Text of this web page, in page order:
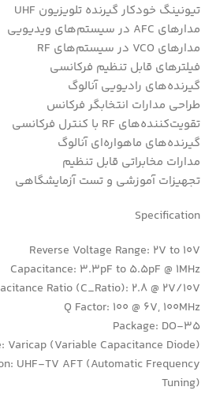
تیونینگ خودکار گیرنده تلویزیون UHF
مدارهای AFC در سیستم‌های ویدیویی
مدارهای VCO در سیستم‌های RF
فیلترهای قابل تنظیم فرکانسی
گیرنده‌های رادیویی آنالوگ
طراحی مدارات انتخابگر فرکانس
تقویت‌کننده‌های RF با کنترل فرکانسی
گیرنده‌های ماهواره‌ای آنالوگ
مدارات مخابراتی قابل تنظیم
تجهیزات آموزشی و تست آزمایشگاهی
Specification
Reverse Voltage Range: 2V to 10V
Capacitance: 3.3pF to 5.5pF @ 1MHz
Ratio (C_Ratio): 2.8 @ 2V/10V
Q Factor: 100 @ 6V, 100MHz
Package: DO-35
Varicap (Variable Capacitance Diode)
UHF-TV AFT (Automatic Frequency
Tuning)